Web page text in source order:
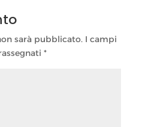
sarà pubblicato. I campi
*